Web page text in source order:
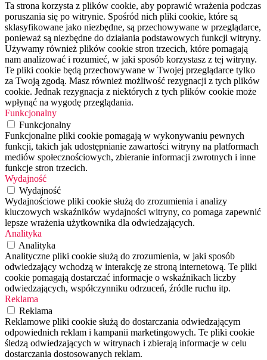
Ta strona korzysta z plików cookie, aby poprawić wrażenia podczas
poruszania się po witrynie. Spośród nich pliki cookie, które są
sklasyfikowane jako niezbędne, są przechowywane w przeglądarce,
ponieważ są niezbędne do działania podstawowych funkcji witryny.
Używamy również plików cookie stron trzecich, które pomagają
nam analizować i rozumieć, w jaki sposób korzystasz z tej witryny.
Te pliki cookie będą przechowywane w Twojej przeglądarce tylko
za Twoją zgodą. Masz również możliwość rezygnacji z tych plików
cookie. Jednak rezygnacja z niektórych z tych plików cookie może
wpłynąć na wygodę przeglądania.
Funkcjonalny
Funkcjonalny
Funkcjonalne pliki cookie pomagają w wykonywaniu pewnych
funkcji, takich jak udostępnianie zawartości witryny na platformach
mediów społecznościowych, zbieranie informacji zwrotnych i inne
funkcje stron trzecich.
Wydajność
Wydajność
Wydajnościowe pliki cookie służą do zrozumienia i analizy
kluczowych wskaźników wydajności witryny, co pomaga zapewnić
lepsze wrażenia użytkownika dla odwiedzających.
Analityka
Analityka
Analityczne pliki cookie służą do zrozumienia, w jaki sposób
odwiedzający wchodzą w interakcję ze stroną internetową. Te pliki
cookie pomagają dostarczać informacje o wskaźnikach liczby
odwiedzających, współczynniku odrzuceń, źródle ruchu itp.
Reklama
Reklama
Reklamowe pliki cookie służą do dostarczania odwiedzającym
odpowiednich reklam i kampanii marketingowych. Te pliki cookie
śledzą odwiedzających w witrynach i zbierają informacje w celu
dostarczania dostosowanych reklam.